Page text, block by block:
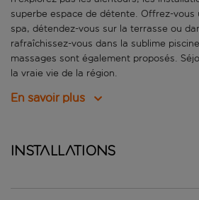
superbe espace de détente. Offrez-vous
spa, détendez-vous sur la terrasse ou
rafraîchissez-vous dans la sublime
massages sont également proposés.
la vraie vie de la région.
En savoir plus
Installations